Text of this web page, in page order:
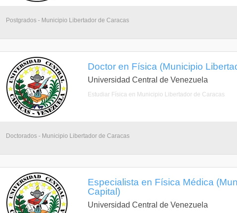
Postgrados - Municipio Libertador de Caracas
Doctor en Física (Municipio
Universidad Central de Venezuela
Estudiar Física en Municipio Libertador de Caracas
Doctorados - Municipio Libertador de Caracas
Especialista en Física Médica
Capital)
Universidad Central de Venezuela